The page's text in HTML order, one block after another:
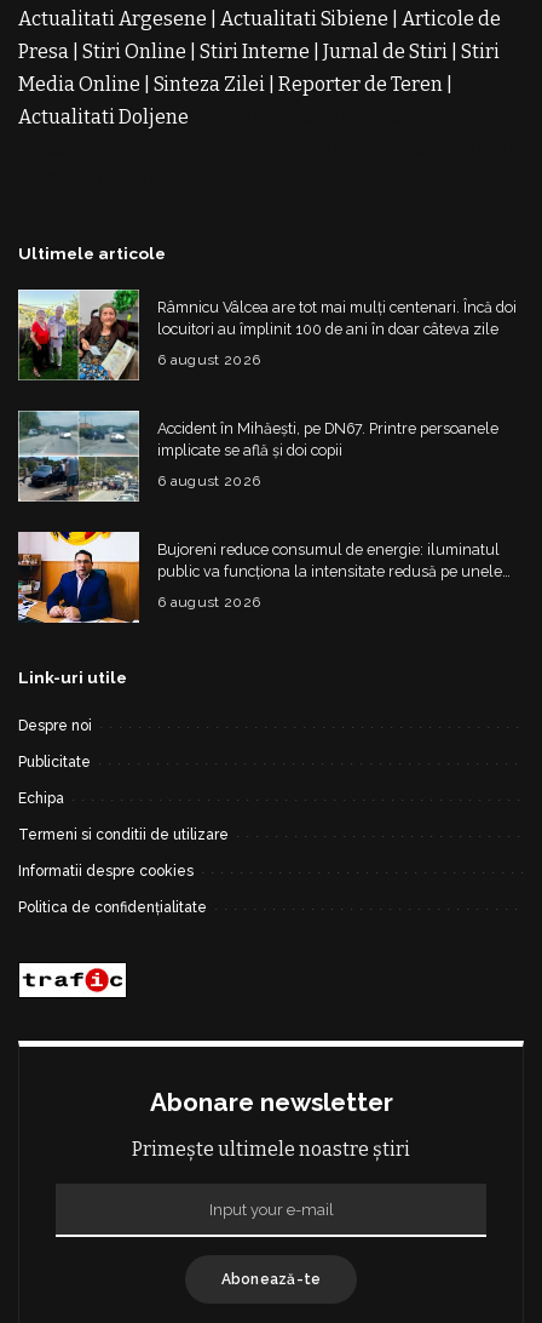
Actualitati Argesene Actualitati Sibiene
Articole de
Presa Stiri Online Stiri Interne Jurnal de Stiri Stiri
Media Online
Sinteza Zilei Reporter de Teren
Actualitati Doljene
Ultimele articole
Râmnicu Vâlcea are tot mai mulți centenari. Încă doi
locuitori au împlinit 100 de ani în doar câteva zile
6 august 2026
Accident în Mihăești, pe DN67. Printre persoanele
implicate se află și doi copii
6 august 2026
Bujoreni reduce consumul de energie: iluminatul
public va funcționa la intensitate redusă pe unele
străzi
6 august 2026
Link-uri utile
Despre noi
Publicitate
Echipa
Termeni si conditii de utilizare
Informatii despre cookies
Politica de confidențialitate
Abonare newsletter
Primește ultimele noastre știri
Abonează-te